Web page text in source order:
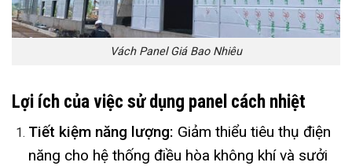
Vách Panel Giá Bao Nhiêu
Lợi ích của việc sử dụng panel cách nhiệt
Tiết kiệm năng lượng: Giảm thiểu tiêu thụ điện
năng cho hệ thống điều hòa không khí và sưởi